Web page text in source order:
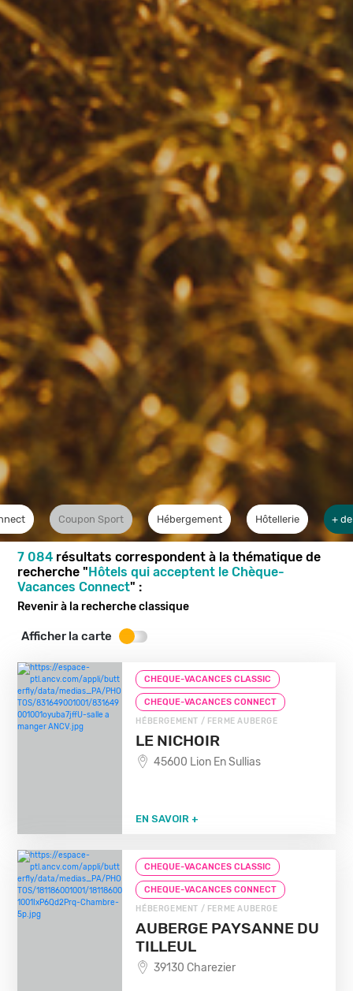
Coupon Sport Hébergement Hôtellerie +
7 084 résultats correspondent à la thématique de
recherche "Hôtels qui acceptent le Chèque-
Vacances Connect" :
Revenir à la recherche classique
Afficher la carte
CHEQUE-VACANCES CLASSIC
CHEQUE-VACANCES CONNECT
HÉBERGEMENT / FERME AUBERGE
LE NICHOIR
45600 Lion En Sullias
EN SAVOIR +
CHEQUE-VACANCES CLASSIC
CHEQUE-VACANCES CONNECT
HÉBERGEMENT / FERME AUBERGE
AUBERGE PAYSANNE DU
TILLEUL
39130 Charezier